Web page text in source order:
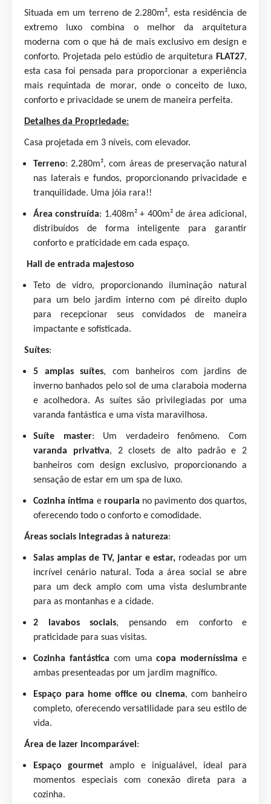
Situada em um terreno de 2.280m², esta residência de
extremo luxo combina o melhor da arquitetura
moderna com o que há de mais exclusivo em design e
conforto. Projetada pelo estúdio de arquitetura FLAT27,
esta casa foi pensada para proporcionar a experiência
mais requintada de morar, onde o conceito de luxo,
conforto e privacidade se unem de maneira perfeita.
Detalhes da Propriedade:
Casa projetada em 3 níveis, com elevador.
Terreno: 2.280m², com áreas de preservação natural
nas laterais e fundos, proporcionando privacidade e
tranquilidade. Uma jóia rara!!
Área construída: 1.408m² + 400m² de área adicional,
distribuídos de forma inteligente para garantir
conforto e praticidade em cada espaço.
Hall de entrada majestoso
Teto de vidro, proporcionando iluminação natural
para um belo jardim interno com pé direito duplo
para recepcionar seus convidados de maneira
impactante e sofisticada.
Suítes:
5 amplas suítes, com banheiros com jardins de
inverno banhados pelo sol de uma claraboia moderna
e acolhedora. As suítes são privilegiadas por uma
varanda fantástica e uma vista maravilhosa.
Suíte master: Um verdadeiro fenômeno. Com
varanda privativa, 2 closets de alto padrão e 2
banheiros com design exclusivo, proporcionando a
sensação de estar em um spa de luxo.
Cozinha íntima e rouparia no pavimento dos quartos,
oferecendo todo o conforto e comodidade.
Áreas sociais integradas à natureza:
Salas amplas de TV, jantar e estar, rodeadas por um
incrível cenário natural. Toda a área social se abre
para um deck amplo com uma vista deslumbrante
para as montanhas e a cidade.
2 lavabos sociais, pensando em conforto e
praticidade para suas visitas.
Cozinha fantástica com umacopa moderníssima e
ambas presenteadas por um jardim magnífico.
Espaço para home office ou cinema, com banheiro
completo, oferecendo versatilidade para seu estilo de
vida.
Área de lazer incomparável :
Espaço gourmet amplo e inigualável, ideal para
momentos especiais com conexão direta para a
cozinha.